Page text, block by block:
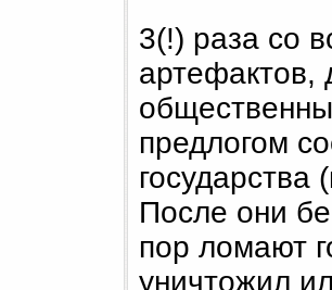
3(!) раза со
артефактов,
предлогом
После они
пор ломают
уничтожил